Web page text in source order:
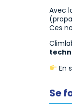
Avec
Ces
En
Se